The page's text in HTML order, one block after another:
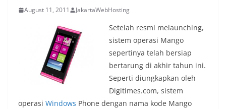
August 11, 2011 JakartaWebHosting
Setelah resmi melaunching,
sistem operasi Mango
sepertinya telah bersiap
bertarung di akhir tahun ini.
Seperti diungkapkan oleh
Digitimes.com, sistem
operasi Windows Phone dengan nama kode Mango